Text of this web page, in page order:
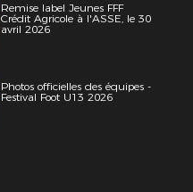
Remise label Jeunes FFF
Crédit Agricole à l'ASSE, le 30
avril 2026
Photos officielles des équipes -
Festival Foot U13 2026